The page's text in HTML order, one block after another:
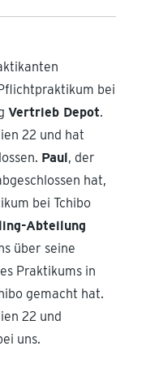
bei
Vertrieb Depot.
22 und hat
Paul, der
hat,
bei Tchibo
Abteilung
über seine
Praktikums in
gemacht hat.
22 und
uns.